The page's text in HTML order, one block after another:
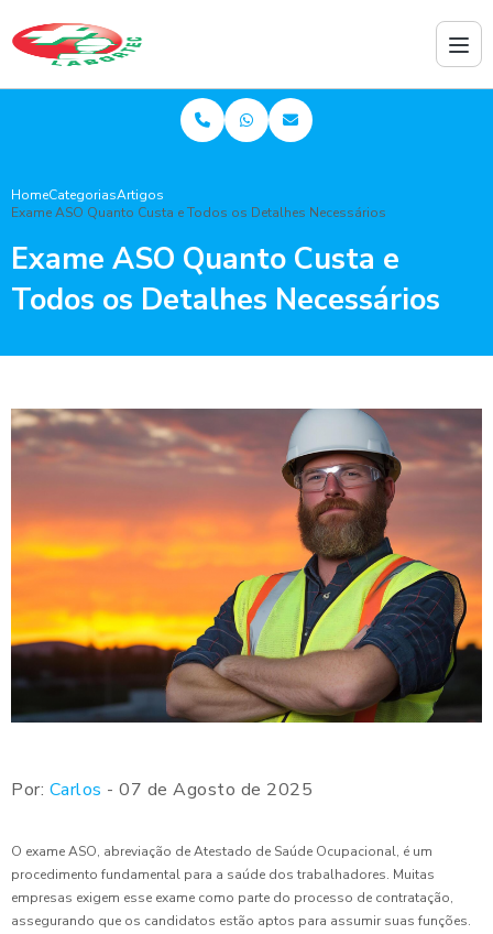
HomeCategoriasArtigos
Exame ASO Quanto Custa e Todos os Detalhes Necessários
Exame ASO Quanto Custa e
Todos os Detalhes Necessários
Por: Carlos - 07 de Agosto de 2025
O exame ASO, abreviação de Atestado de Saúde Ocupacional, é um
procedimento fundamental para a saúde dos trabalhadores. Muitas
empresas exigem esse exame como parte do processo de contratação,
assegurando que os candidatos estão aptos para assumir suas funções.